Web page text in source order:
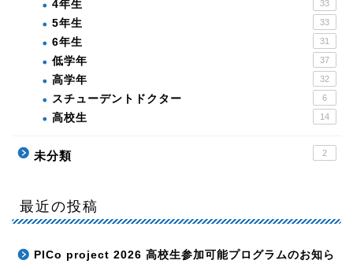
4年生 33
5年生 33
6年生 31
低学年 37
高学年 32
スチューデントドクター 6
高校生 14
未分類 2
最近の投稿
PICo project 2026 高校生参加可能プログラムのお知ら